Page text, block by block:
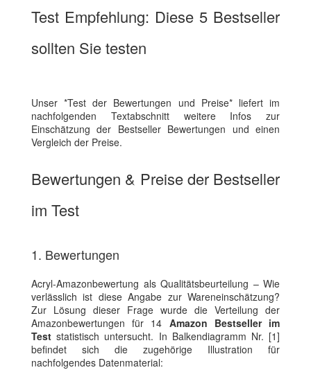
Test Empfehlung: Diese 5 Bestseller
sollten Sie testen
Unser *Test der Bewertungen und Preise* liefert im
nachfolgenden Textabschnitt weitere Infos zur
Einschätzung der Bestseller Bewertungen und einen
Vergleich der Preise.
Bewertungen & Preise der Bestseller
im Test
1. Bewertungen
Acryl-Amazonbewertung als Qualitätsbeurteilung – Wie
verlässlich ist diese Angabe zur Wareneinschätzung?
Zur Lösung dieser Frage wurde die Verteilung der
Amazonbewertungen für 14 Amazon Bestseller im
Test statistisch untersucht. In Balkendiagramm Nr. [1]
befindet sich die zugehörige Illustration für
nachfolgendes Datenmaterial: